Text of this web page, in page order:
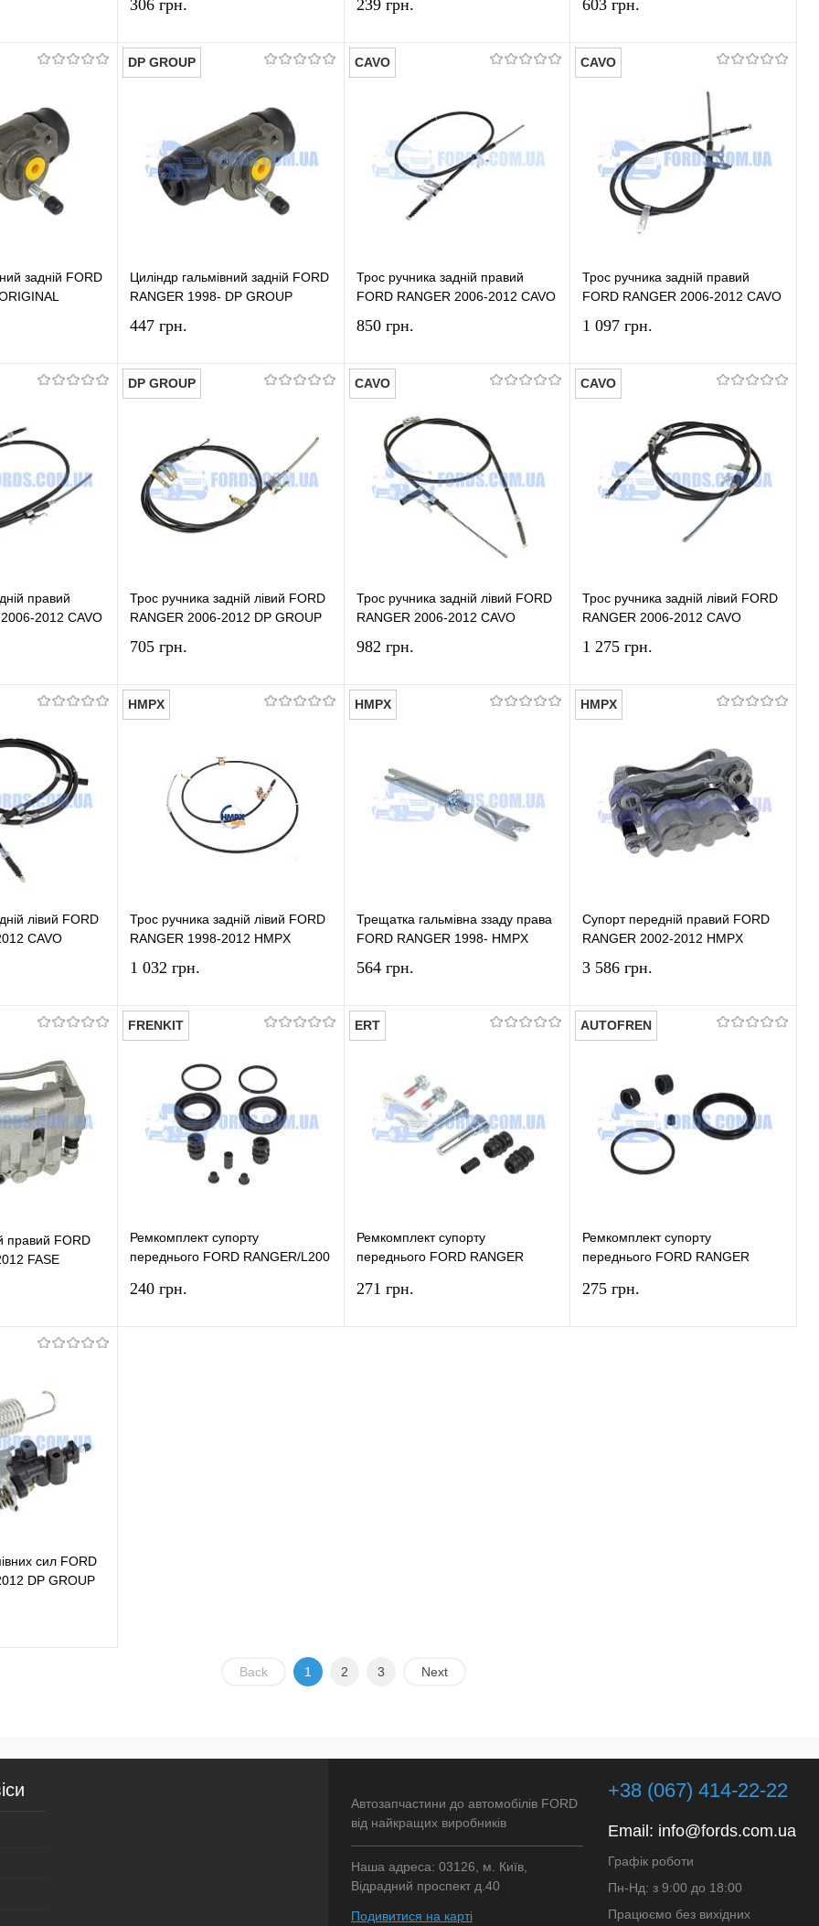
Порівняння
У наявності
306 грн.
Купити в 1 клік Порівняння
У вибране У наявності
239 грн.
Купити в 1 клік Порівняння
У вибране У наявності
603 грн.
Порівняння
У вибране У наявності
задній FORD
Порівняння
У наявності
DP GROUP
Циліндр гальмівний задній FORD
RANGER 1998- DP GROUP
447 грн.
Купити в 1 клік Порівняння
У вибране У наявності
CAVO
Трос ручника задній правий
FORD RANGER 2006-2012 CAVO
850 грн.
Купити в 1 клік Порівняння
У вибране У наявності
CAVO
Трос ручника задній правий
FORD RANGER 2006-2012 CAVO
1 097 грн.
Купити в 1 клік Порівняння
У вибране У наявності
правий
2012 CAVO
Порівняння
У наявності
DP GROUP
Трос ручника задній лівий FORD
RANGER 2006-2012 DP GROUP
705 грн.
Купити в 1 клік Порівняння
У вибране У наявності
CAVO
Трос ручника задній лівий FORD
RANGER 2006-2012 CAVO
982 грн.
Купити в 1 клік
У вибране У наявності
CAVO
Трос ручника задній лівий FORD
RANGER 2006-2012 CAVO
1 275 грн.
Купити в 1 клік Порівняння
У вибране У наявності
лівий FORD
CAVO
Порівняння
У наявності
HMPX
Трос ручника задній лівий FORD
RANGER 1998-2012 HMPX
1 032 грн.
Купити в 1 клік Порівняння
У вибране У наявності
HMPX
Трещатка гальмівна ззаду права
FORD RANGER 1998- HMPX
564 грн.
Купити в 1 клік
У вибране У наявності
HMPX
Супорт передній правий FORD
RANGER 2002-2012 HMPX
3 586 грн.
Купити в 1 клік Порівняння
У вибране У наявності
правий FORD
FASE
Порівняння
У наявності
FRENKIT
Ремкомплект супорту
переднього FORD RANGER/L200
240 грн.
ERT
Ремкомплект супорту
переднього FORD RANGER
271 грн.
AUTOFREN
Ремкомплект супорту
переднього FORD RANGER
275 грн.
сил FORD
DP GROUP
Back 1 2 3 Next
Автозапчастини до автомобілів FORD
від найкращих виробників
Наша адреса: 03126, м. Київ,
Відрадний проспект д.40
Подивитися на карті
+38 (067) 414-22-22
Email: info@fords.com.ua
Графік роботи
Пн-Нд: з 9:00 до 18:00
Працюємо без вихідних